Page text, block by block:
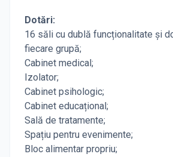
Dotări:
16 săli cu dublă funcționalitate și
fiecare grupă;
Cabinet medical;
Izolator;
Cabinet psihologic;
Cabinet educațional;
Sală de tratamente;
Spațiu pentru evenimente;
Bloc alimentar propriu;